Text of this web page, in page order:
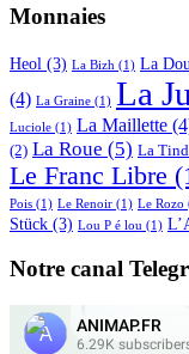
Monnaies
Heol (3) La Bizh (1) La
(4) La Graine (1) La
Luciole (1) La Maillette
(2) La Roue (5) La
Le Franc Libre
Pois (1) Le Renoir (1) Le Rozo
Stück (3) Lou P é lou (1)
Notre canal